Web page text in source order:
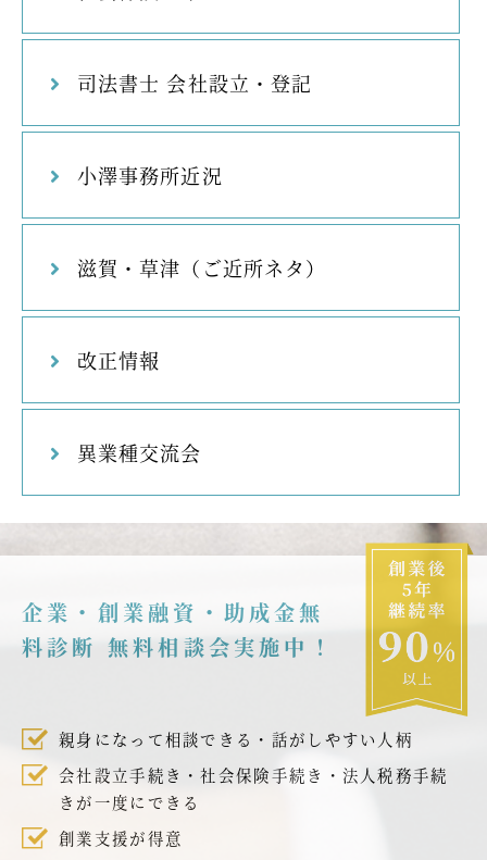
司法書士 会社設立・登記
小澤事務所近況
滋賀・草津（ご近所ネタ）
改正情報
異業種交流会
企業・創業融資・助成金無
料診断 無料相談会実施中！
親身になって相談できる・話がしやすい人柄
会社設立手続き・社会保険手続き・法人税務手続
きが一度にできる
創業支援が得意